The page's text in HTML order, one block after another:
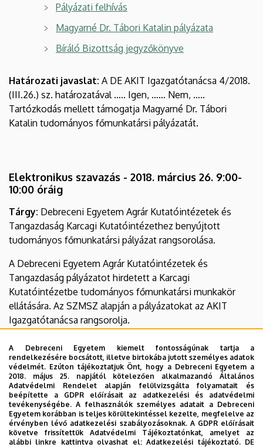
Pályázati felhívás
Magyarné Dr. Tábori Katalin pályázata
Bíráló Bizottság jegyzőkönyve
Határozati javaslat: A DE AKIT Igazgatótanácsa 4/2018.
(III.26.) sz. határozatával ….. Igen, …… Nem, …..
Tartózkodás mellett támogatja Magyarné Dr. Tábori
Katalin tudományos főmunkatársi pályázatát.
Elektronikus szavazás - 2018. március 26. 9:00-
10:00 óráig
Tárgy: Debreceni Egyetem Agrár Kutatóintézetek és
Tangazdaság Karcagi Kutatóintézethez benyújtott
tudományos főmunkatársi pályázat rangsorolása.
A Debreceni Egyetem Agrár Kutatóintézetek és
Tangazdaság pályázatot hirdetett a Karcagi
Kutatóintézetbe tudományos főmunkatársi munkakör
ellátására. Az SZMSZ alapján a pályázatokat az AKIT
Igazgatótanácsa rangsorolja.
Előterjesztés:
Pályázati felhívás
Dr. Csízi István pályázata
Bíráló Bizottság jegyzőkönyve
Határozati javaslat:A DE AKIT Igazgatótanácsa 3/2018.
A Debreceni Egyetem kiemelt fontosságúnak tartja a
rendelkezésére bocsátott, illetve birtokába jutott személyes adatok
védelmét. Ezúton tájékoztatjuk Önt, hogy a Debreceni Egyetem a
2018. május 25. napjától kötelezően alkalmazandó Általános
Adatvédelmi Rendelet alapján felülvizsgálta folyamatait és
beépítette a GDPR előírásait az adatkezelési és adatvédelmi
tevékenységébe. A felhasználók személyes adatait a Debreceni
Egyetem korábban is teljes körültekintéssel kezelte, megfelelve az
érvényben lévő adatkezelési szabályozásoknak. A GDPR előírásait
követve frissítettük Adatvédelmi Tájékoztatónkat, amelyet az
alábbi linkre kattintva olvashat el:Adatkezelési tájékoztató. DE